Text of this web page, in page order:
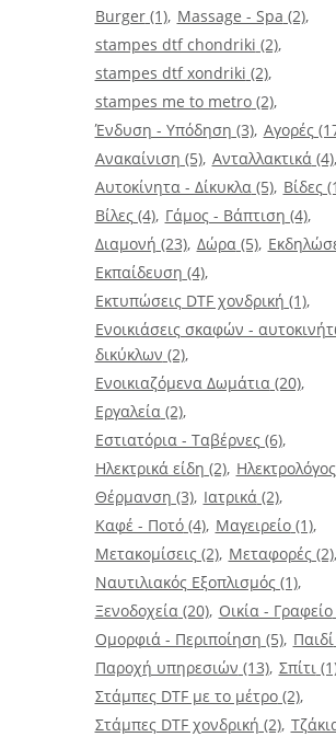
Burger(1) Massage - Spa (2)
stampes dtf chondriki (2)
stampes dtf xondriki (2)
stampes me to metro(2)
Ένδυση - Υπόδηση (3) Αγορές
Ανακαίνιση (5) Ανταλλακτικά (4)
Αυτοκίνητα - Δίκυκλα (5) Βίδες
Βίλες(4) Γάμος - Βάπτιση (4)
Διαμονή (23) Δώρα (5)
Εκπαίδευση (4)
Εκτυπώσεις DTF χονδρική (1)
Ενοικιάσεις σκαφών -
δικύκλων (2)
Ενοικιαζόμενα Δωμάτια (20)
Εργαλεία (2)
Εστιατόρια - Ταβέρνες(6)
Ηλεκτρικά είδη (2) Ηλεκτρολόγος
Θέρμανση (3) Ιατρικά (2)
Καφέ - Ποτό(4) Μαγειρείο(1)
Μετακομίσεις(2) Μεταφορές(2)
Ναυτιλιακός Εξοπλισμός(1)
Ξενοδοχεία (20) Οικία - Γραφείο
Ομορφιά - Περιποίηση (5) Παιδί
Παροχή υπηρεσιών (13) Σπίτι
Στάμπες DTF με το μέτρο(2)
Στάμπες DTF χονδρική (2)